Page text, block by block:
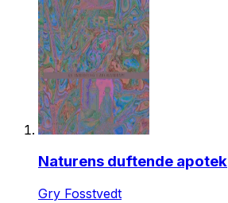
Naturens duftende apotek
Gry Fosstvedt